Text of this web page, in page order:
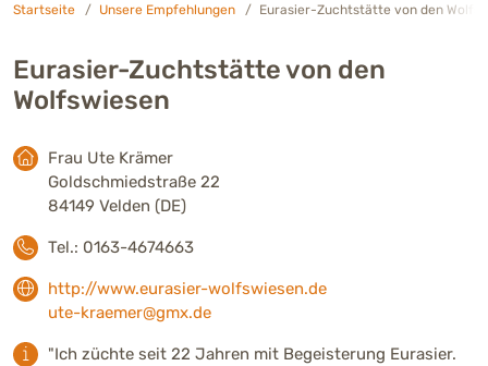
Startseite Unsere Empfehlungen Eurasier-Zuchtstätte von den
Eurasier-Zuchtstätte von den
Wolfswiesen
Frau Ute Krämer
Goldschmiedstraße 22
84149 Velden (DE)
Tel.: 0163-4674663
http://www.eurasier-wolfswiesen.de
ute-kraemer@gmx.de
"Ich züchte seit 22 Jahren mit Begeisterung Eurasier.